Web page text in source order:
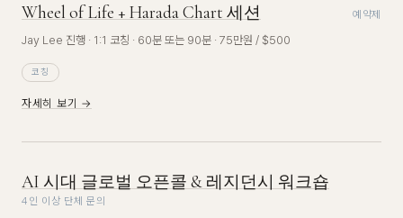
Wheel of Life + Harada Chart 세션 예약제
Jay Lee 진행 · 1:1 코칭 · 60분 또는 90분 · 75만원 / $500
코칭
자세히 보기 →
AI 시대 글로벌 오픈콜 & 레지던시 워크숍
4인 이상 단체 문의